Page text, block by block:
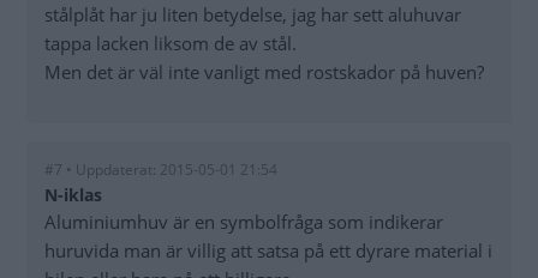
stålplåt har ju liten betydelse, jag har sett aluhuvar
tappa lacken liksom de av stål.
Men det är väl inte vanligt med rostskador på huven?
#7 • Uppdaterat: 2015-05-01 21:54
N-iklas
Aluminiumhuv är en symbolfråga som indikerar
huruvida man är villig att satsa på ett dyrare material i